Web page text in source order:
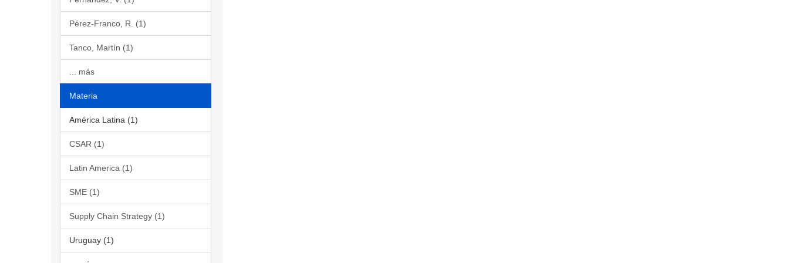
Pérez-Franco, R. (1)
Tanco, Martín (1)
... más
Materia
América Latina (1)
CSAR (1)
Latin America (1)
SME (1)
Supply Chain Strategy (1)
Uruguay (1)